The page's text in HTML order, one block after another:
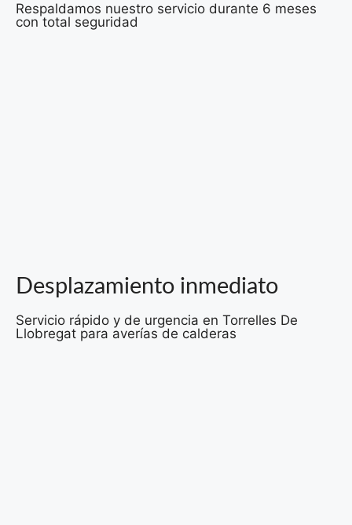
Respaldamos nuestro servicio durante 6 meses
con total seguridad
Desplazamiento inmediato
Servicio rápido y de urgencia en Torrelles De
Llobregat para averías de calderas